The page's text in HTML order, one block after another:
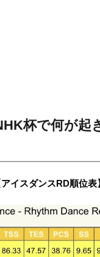
杯で何が起
アイスダンスRD順位表】